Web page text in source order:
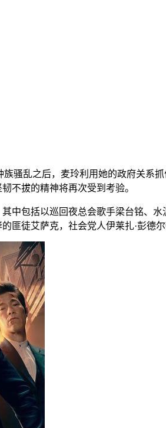
骚乱之后，麦玲利用她的政府关系
不拔的精神将再次受到考验。
中包括以巡回夜总会歌手梁台铭、
匪徒艾萨克，社会党人伊莱扎·彭德尔